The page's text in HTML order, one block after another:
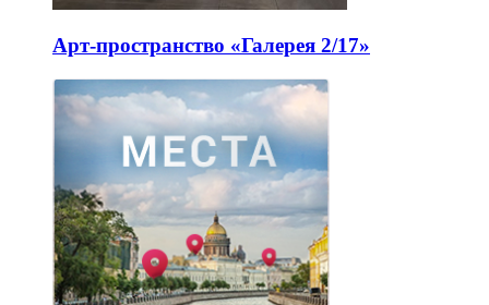
Арт-пространство «Галерея 2/17»